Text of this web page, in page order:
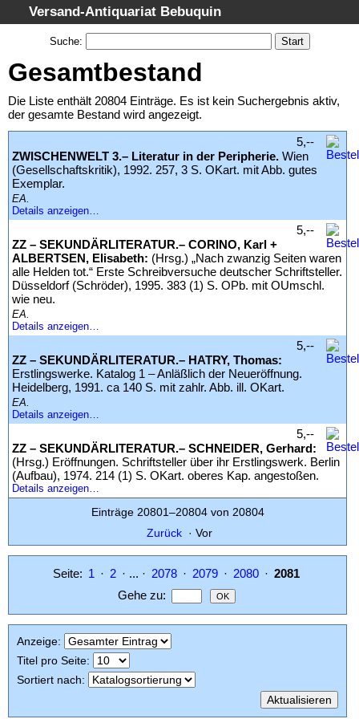
Versand-Antiquariat Bebuquin
Startseite
Suche
Schlagwörter
Gesamtbestand
Warenkorb
AGB
Widerruf
Impressum
Suche:
Gesamtbestand
Die Liste enthält 20804 Einträge. Es ist kein Suchergebnis aktiv,
der gesamte Bestand wird angezeigt.
ZWISCHENWELT 3.– Literatur in der Peripherie. Wien
(Gesellschaftskritik), 1992. 257, 3 S. OKart. mit Abb. gutes
Exemplar.
EA.
Details anzeigen…
5,--
ZZ – SEKUNDÄRLITERATUR.– CORINO, Karl +
ALBERTSEN, Elisabeth: (Hrsg.) „Nach zwanzig Seiten waren
alle Helden tot.“ Erste Schreibversuche deutscher Schriftsteller.
Düsseldorf (Schröder), 1995. 383 (1) S. OPb. mit OUmschl.
wie neu.
EA.
Details anzeigen…
5,--
ZZ – SEKUNDÄRLITERATUR.– HATRY, Thomas:
Erstlingswerke. Katalog 1 – Anläßlich der Neueröffnung.
Heidelberg, 1991. ca 140 S. mit zahlr. Abb. ill. OKart.
EA.
Details anzeigen…
5,--
ZZ – SEKUNDÄRLITERATUR.– SCHNEIDER, Gerhard:
(Hrsg.) Eröffnungen. Schriftsteller über ihr Erstlingswerk. Berlin
(Aufbau), 1974. 214 (1) S. OKart. oberes Kap. angestoßen.
Details anzeigen…
5,--
Einträge 20801–20804 von 20804
Zurück · Vor
Seite: 1 · 2 · ... · 2078 · 2079 · 2080 · 2081
Gehe zu:
Anzeige:
Titel pro Seite:
Sortiert nach: